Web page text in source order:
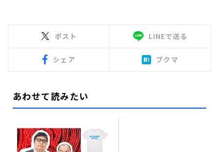
ポスト LINEで送る
シェア ブクマ
あわせて読みたい